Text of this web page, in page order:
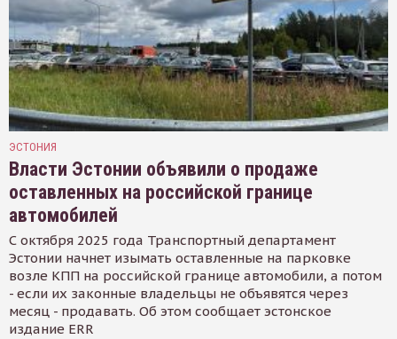
ЭСТОНИЯ
Власти Эстонии объявили о продаже
оставленных на российской границе
автомобилей
С октября 2025 года Транспортный департамент
Эстонии начнет изымать оставленные на парковке
возле КПП на российской границе автомобили, а потом
- если их законные владельцы не объявятся через
месяц - продавать. Об этом сообщает эстонское
издание ERR